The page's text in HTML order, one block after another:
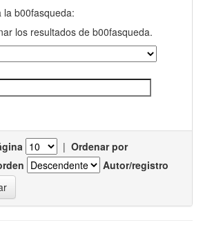
la b00fasqueda:
los resultados de b00fasqueda.
| Ordenar por
Autor/registro